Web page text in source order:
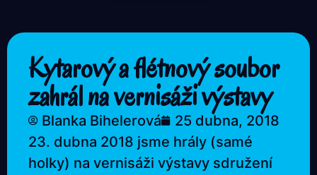
Kytarový a flétnový soubor
zahrál na vernisáži výstavy
Blanka Bihelerová
25 dubna, 2018
23. dubna 2018 jsme hrály (samé
holky) na vernisáži výstavy sdružení